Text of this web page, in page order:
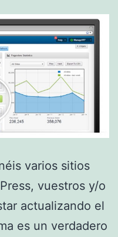
varios sitios
vuestros y/o
actualizando el
es un verdadero